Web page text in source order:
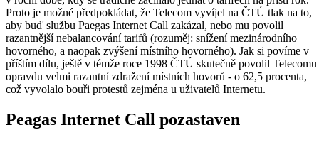
Proto je možné předpokládat, že Telecom vyvíjel na ČTÚ tlak na to,
aby buď službu Paegas Internet Call zakázal, nebo mu povolil
razantnější nebalancování tarifů (rozuměj: snížení mezinárodního
hovorného, a naopak zvýšení místního hovorného). Jak si povíme v
příštím dílu, ještě v témže roce 1998 ČTÚ skutečně povolil Telecomu
opravdu velmi razantní zdražení místních hovorů - o 62,5 procenta,
což vyvolalo bouři protestů zejména u uživatelů Internetu.
Peagas Internet Call pozastaven